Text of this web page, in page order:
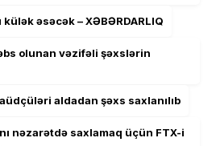
əsəcək – XƏBƏRDARLIQ
olunan vəzifəli şəxslərin
aldadan şəxs saxlanılıb
nəzarətdə saxlamaq üçün FTX-i